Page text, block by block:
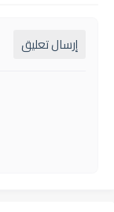
إرسال تعليق